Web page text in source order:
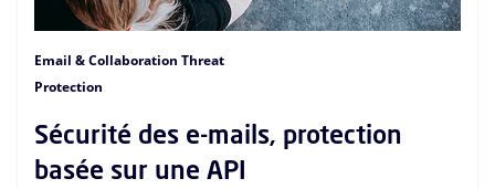
Email & Collaboration Threat
Protection
Sécurité des e-mails, protection
basée sur une API